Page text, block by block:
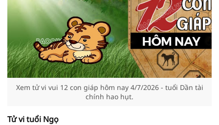
Xem tử vi vui 12 con giáp hôm nay 4/7/2026 - tuổi Dần tài
chính hao hụt.
Tử vi tuổi Ngọ